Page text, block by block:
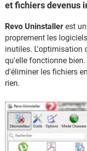
et fichiers devenus
Revo Uninstaller est
proprement les
inutiles. L'optimisation
qu'elle fonctionne
d'éliminer les fichiers
rien.